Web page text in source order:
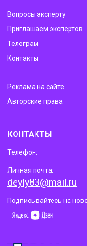
Вопросы эксперту
Приглашаем экспертов
Телеграм
Контакты
Реклама на сайте
Авторские права
КОНТАКТЫ
Телефон:
Личная почта:
deyly83@mail.ru
Подписывайтесь на